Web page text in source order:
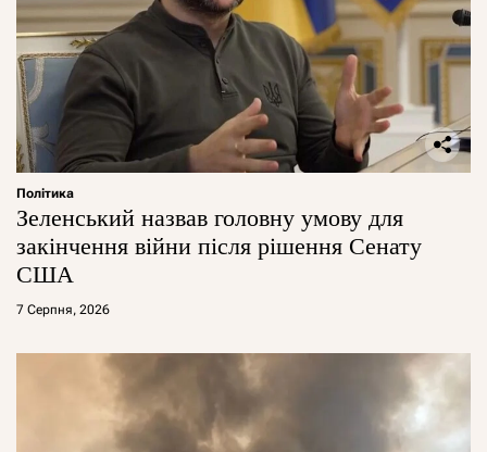
Політика
Зеленський назвав головну умову для
закінчення війни після рішення Сенату
США
7 Серпня, 2026